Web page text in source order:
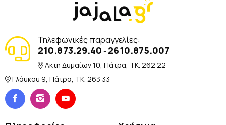
Τηλεφωνικές παραγγελίες:
210.873.29.40 - 2610.875.007
Ακτή Δυμαίων 10, Πάτρα, TK. 262 22
Γλάυκου 9, Πάτρα, TK. 263 33